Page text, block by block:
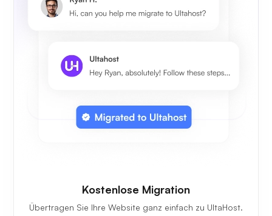
Kostenlose Migration
Übertragen Sie Ihre Website ganz einfach zu UltaHost.